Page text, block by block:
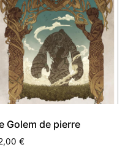
Golem de pierre
€